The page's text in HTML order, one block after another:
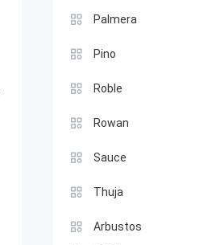
Palmera
Pino
Roble
Rowan
Sauce
Thuja
Arbustos